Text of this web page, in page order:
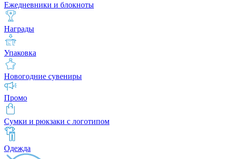
Ежедневники и блокноты
Награды
Упаковка
Новогодние сувениры
Промо
Сумки и рюкзаки с логотипом
Одежда